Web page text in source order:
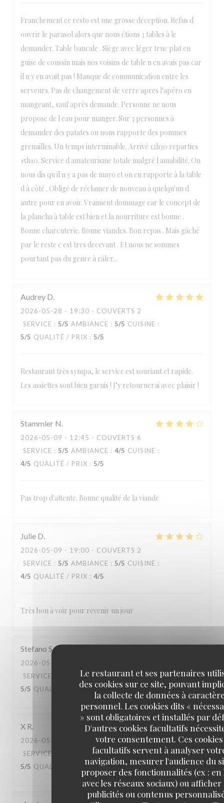
Le restaurant et ses partenaires
des cookies sur ce site, pouvant
la collecte de données à
personnel. Les cookies dits «
» sont obligatoires et installés par
D'autres cookies facultatifs
votre consentement. Ces cookies
facultatifs servent à analyser
navigation, mesurer l'audience du
proposer des fonctionnalités (ex : en
avec les réseaux sociaux) ou afficher
publicités ou contenus
Franchement ce resto est une grosse déception. Refus d
ouvrir le parasol alors que nous étions 3 tables à le
demander. Table bancale . Siège avec léger truc plat en
guise de coussin mais nos voisins de table n en avais pas car
il n y en avait pas ! Manque de communication entre les
serveurs. Pas de changement de verre apres l'apéro en
mangeant, sauf après demande. Personne ne nous
propose de l eau pour manger. Sur 3 personnes à
demander des patates on nous rapporte des pommes
grenailles. Un temps interminable. Arrivé 12h30 reparties
15h10. Service d amateurisme totale malgré l amabilité. On
nous dis qu il n y a pas de mayo et on en rapporte à la table
d à côté . Obligé de réclamer de nouveau à quelqu'un d
autre pour en avoir. Vraiment dommage car le concept de
la plancha à table est bien et la nourriture est bonne .
Bonne charcuterie. Bonne viandes. Bon repas . Mais gâché
par le reste c est tres decevant . Et nous ne sommes
pourtant pas du genre à râler...
Audrey D
2026-05-28 - 19:30 - COUVERTS 2
SERVICE : 5/5 AMBIANCE : 5/5 CUISINE :
5/5 QUALITÉ / PRIX : 5/5
Restaurant très sympa, le service est souriant et rapide.
Les assiettes sont bien garnis ! J’y retournerai avec plaisir !
Stammler N
2026-05-09 - 12:45 - COUVERTS 6
SERVICE : 5/5 AMBIANCE : 4/5 CUISINE :
4/5 QUALITÉ / PRIX : 5/5
Pas trop d'attente. Bonne qualité de la viande
Julie D
2026-05-09 - 19:00 - COUVERTS 2
SERVICE : 5/5 AMBIANCE : 5/5 CUISINE :
4/5 QUALITÉ / PRIX : 4/5
Très bon à voir pour revenir un jour
Stefano S
2026-05-03
SERVICE
AMBIANCE: 4/5 CUISINE:
5/5 QUALITÉ / PRIX: 4/5
X R
2026-05-02
- 20:30 - COUVERTS 2
SERVICE
AMBIANCE: 5/5 CUISINE:
5/5 QUALITÉ / PRIX: 5/5